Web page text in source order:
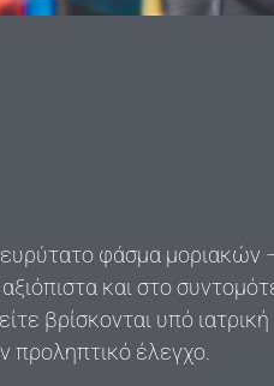
φάσμα μοριακών
και στο
βρίσκονται υπό ιατρική
προληπτικό έλεγχο.